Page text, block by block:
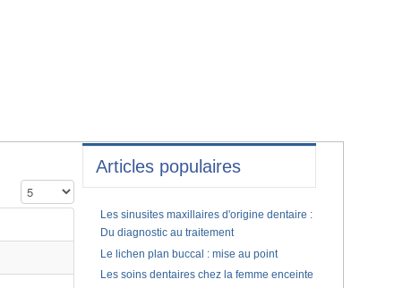
Affichage #
Articles populaires
Les sinusites maxillaires d'origine dentaire :
Du diagnostic au traitement
Le lichen plan buccal : mise au point
Les soins dentaires chez la femme enceinte